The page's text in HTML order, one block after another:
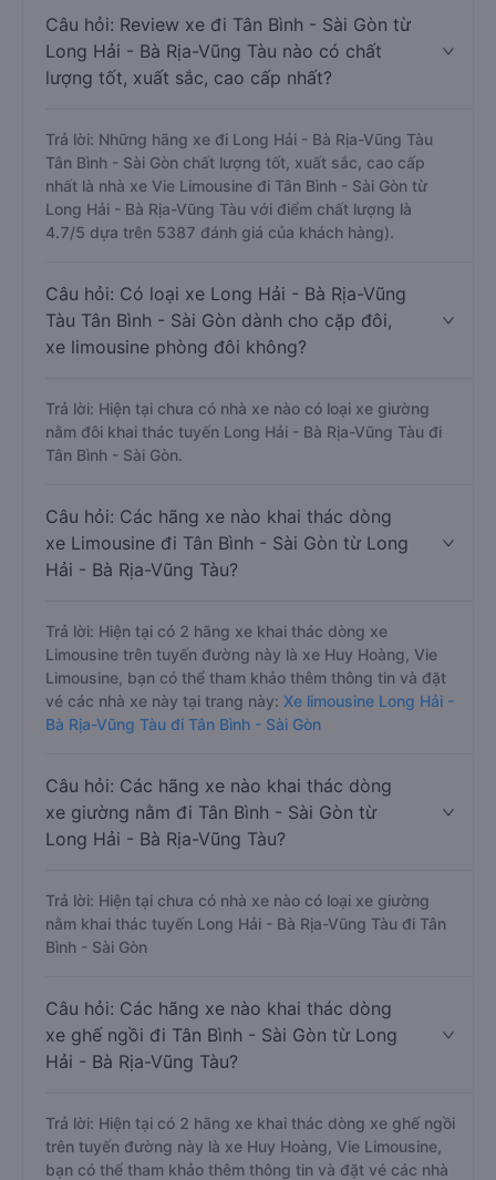
Câu hỏi: Review xe đi Tân Bình - Sài Gòn từ
Long Hải - Bà Rịa-Vũng Tàu nào có chất
lượng tốt, xuất sắc, cao cấp nhất?
Trả lời: Những hãng xe đi Long Hải - Bà Rịa-Vũng Tàu
Tân Bình - Sài Gòn chất lượng tốt, xuất sắc, cao cấp
nhất là nhà xe Vie Limousine đi Tân Bình - Sài Gòn từ
Long Hải - Bà Rịa-Vũng Tàu với điểm chất lượng là
4.7/5 dựa trên 5387 đánh giá của khách hàng).
Câu hỏi: Có loại xe Long Hải - Bà Rịa-Vũng
Tàu Tân Bình - Sài Gòn dành cho cặp đôi,
xe limousine phòng đôi không?
Trả lời: Hiện tại chưa có nhà xe nào có loại xe giường
nằm đôi khai thác tuyến Long Hải - Bà Rịa-Vũng Tàu đi
Tân Bình - Sài Gòn.
Câu hỏi: Các hãng xe nào khai thác dòng
xe Limousine đi Tân Bình - Sài Gòn từ Long
Hải - Bà Rịa-Vũng Tàu?
Trả lời: Hiện tại có 2 hãng xe khai thác dòng xe
Limousine trên tuyến đường này là xe Huy Hoàng, Vie
Limousine, bạn có thể tham khảo thêm thông tin và đặt
vé các nhà xe này tại trang này: Xe limousine Long Hải -
Bà Rịa-Vũng Tàu đi Tân Bình - Sài Gòn
Câu hỏi: Các hãng xe nào khai thác dòng
xe giường nằm đi Tân Bình - Sài Gòn từ
Long Hải - Bà Rịa-Vũng Tàu?
Trả lời: Hiện tại chưa có nhà xe nào có loại xe giường
nằm khai thác tuyến Long Hải - Bà Rịa-Vũng Tàu đi Tân
Bình - Sài Gòn
Câu hỏi: Các hãng xe nào khai thác dòng
xe ghế ngồi đi Tân Bình - Sài Gòn từ Long
Hải - Bà Rịa-Vũng Tàu?
Trả lời: Hiện tại có 2 hãng xe khai thác dòng xe ghế ngồi
trên tuyến đường này là xe Huy Hoàng, Vie Limousine,
bạn có thể tham khảo thêm thông tin và đặt vé các nhà